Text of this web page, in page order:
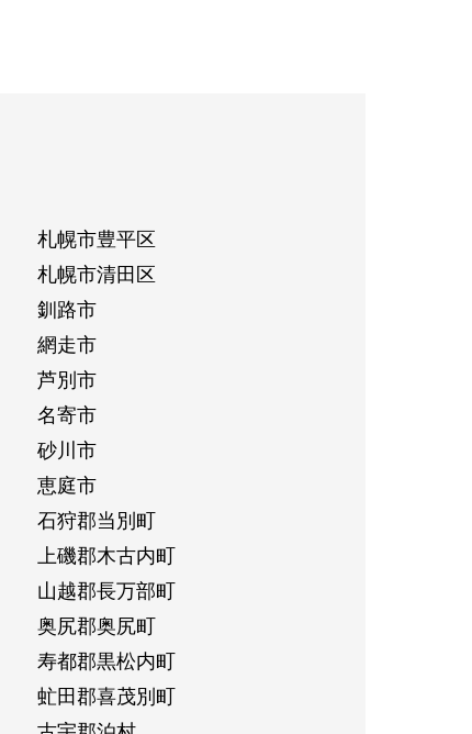
札幌市豊平区
札幌市清田区
釧路市
網走市
芦別市
名寄市
砂川市
恵庭市
石狩郡当別町
上磯郡木古内町
山越郡長万部町
奥尻郡奥尻町
寿都郡黒松内町
虻田郡喜茂別町